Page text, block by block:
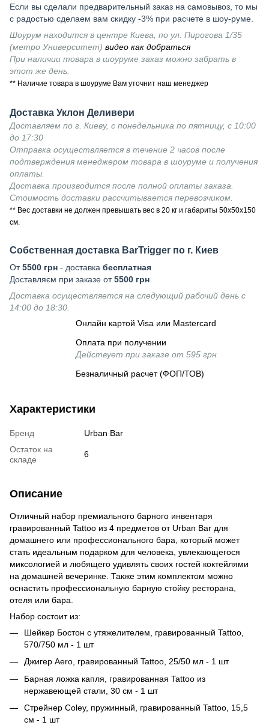
Если вы сделали предварительный заказ на самовывоз, то мы
с радостью сделаем вам скидку -3% при расчете в шоу-руме.
Шоурум находится в центре Киева, по ул. Пирогова 1/35
(метро Университет) видео как добраться
При наличии товара в шоуруме заказ можно забрать в
этот же день.
** Наличие товара в шоуруме Вам уточнит наш менеджер
Доставка Уклон Деливери
Доставляем по г. Киеву, с понедельника по пятницу, с 10:00
до 17:30
Отправка осуществляется в течение 2 часов после
подтверждения менеджером товара в шоуруме и получения
оплаты.
Доставка производится после полной оплаты заказа.
Стоимость доставки рассчитывается перевозчиком.
** Вес доставки не должен превышать вес в 20 кг и габариты 50х50х150
см.
Собственная доставка BarTrigger по г. Киев
От5500 грн - доставка бесплатная
Доставляєм при заказе от5500 грн
Доставка осуществляется на следующий рабочий день с
14:00 до 18:30.
Онлайн картой Visa или Mastercard
Оплата при получении
Действует при заказе от 595 грн
Безналичный расчет (ФОП/ТОВ)
Характеристики
Бренд
Urban Bar
Остаток на
складе
6
Описание
Отличный набор премиального барного инвентаря
гравированный Tattoo из 4 предметов от Urban Bar для
домашнего или профессионального бара, который может
стать идеальным подарком для человека, увлекающегося
миксологией и любящего удивлять своих гостей коктейлями
на домашней вечеринке. Также этим комплектом можно
оснастить профессиональную барную стойку ресторана,
отеля или бара.
Набор состоит из:
Шейкер Бостон с утяжелителем, гравированный Tattoo,
570/750 мл - 1 шт
Джигер Aero, гравированный Tattoo, 25/50 мл - 1 шт
Барная ложка капля, гравированная Tattoo из
нержавеющей стали, 30 см - 1 шт
Стрейнер Coley, пружинный, гравированный Tattoo, 15,5
см - 1 шт